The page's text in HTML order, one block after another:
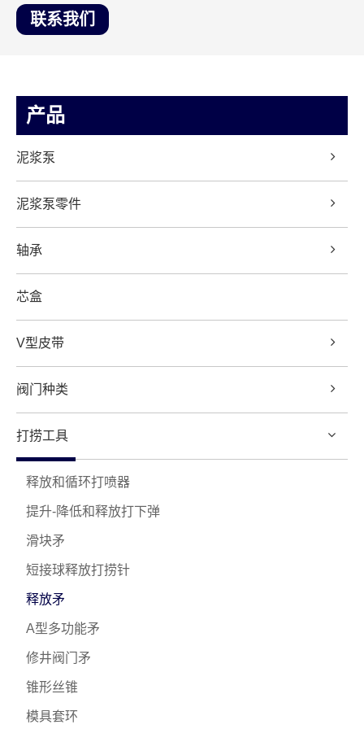
联系我们
产品
泥浆泵
泥浆泵零件
轴承
芯盒
V型皮带
阀门种类
打捞工具
释放和循环打喷器
提升-降低和释放打下弹
滑块矛
短接球释放打捞针
释放矛
A型多功能矛
修井阀门矛
锥形丝锥
模具套环